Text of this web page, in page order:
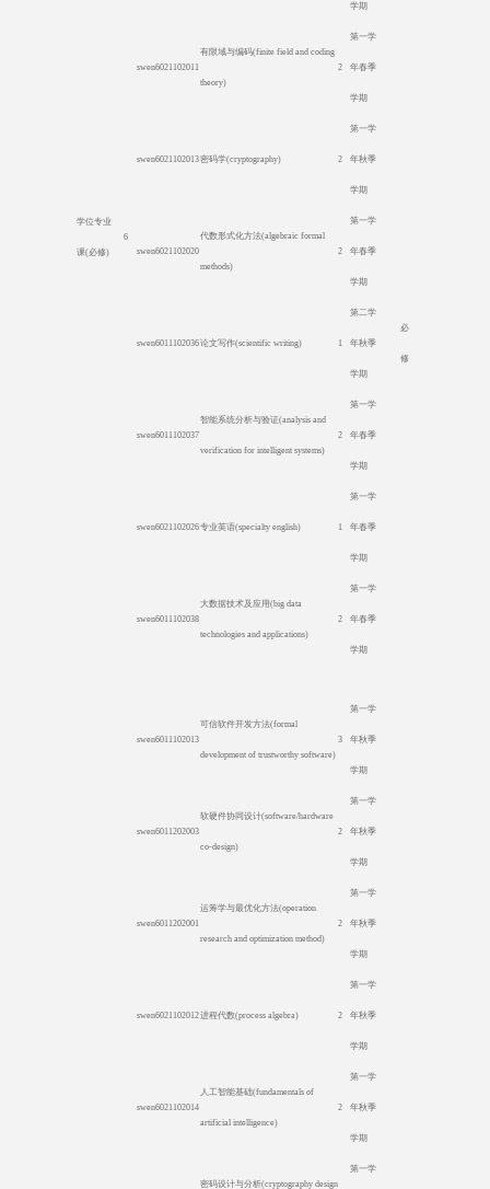
学位专业
课(必修)
6
学期
swen6021102011
有限域与编码(finite field and coding
theory)
2
第一学
年春季
学期
swen6021102013密码学(cryptography) 2
第一学
年秋季
学期
swen6021102020
代数形式化方法(algebraic formal
methods)
2
第一学
年春季
学期
swen6011102036论文写作(scientific writing) 1
第二学
年秋季
学期
必
修
swen6011102037
智能系统分析与验证(analysis and
verification for intelligent systems)
2
第一学
年春季
学期
swen6021102026专业英语(specialty english) 1
第一学
年春季
学期
swen6011102038
大数据技术及应用(big data
technologies and applications)
2
第一学
年春季
学期
swen6011102013
可信软件开发方法(formal
development of trustworthy software)
3
第一学
年秋季
学期
swen6011202003
软硬件协同设计(software/hardware
co-design)
2
第一学
年秋季
学期
swen6011202001
运筹学与最优化方法(operation
research and optimization method)
2
第一学
年秋季
学期
swen6021102012进程代数(process algebra) 2
第一学
年秋季
学期
swen6021102014
人工智能基础(fundamentals of
artificial intelligence)
2
第一学
年秋季
学期
密码设计与分析(cryptography design
第一学